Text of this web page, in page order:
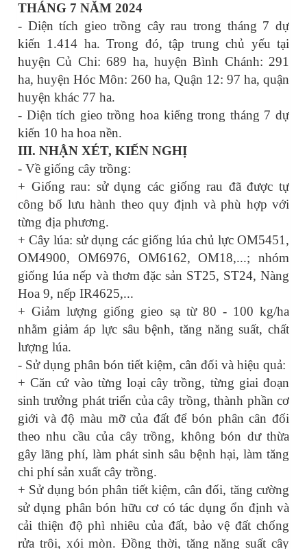
THÁNG 7 NĂM 2024
- Diện tích gieo trồng cây rau trong tháng 7 dự
kiến 1.414 ha. Trong đó, tập trung chủ yếu tại
huyện Củ Chi: 689 ha, huyện Bình Chánh: 291
ha, huyện Hóc Môn: 260 ha, Quận 12: 97 ha, quận
huyện khác 77 ha.
- Diện tích gieo trồng hoa kiểng trong tháng 7 dự
kiến 10 ha hoa nền.
III. NHẬN XÉT, KIẾN NGHỊ
- Về giống cây trồng:
+ Giống rau: sử dụng các giống rau đã được tự
công bố lưu hành theo quy định và phù hợp với
từng địa phương.
+ Cây lúa: sử dụng các giống lúa chủ lực OM5451,
OM4900, OM6976, OM6162, OM18,...; nhóm
giống lúa nếp và thơm đặc sản ST25, ST24, Nàng
Hoa 9, nếp IR4625,...
+ Giảm lượng giống gieo sạ từ 80 - 100 kg/ha
nhằm giảm áp lực sâu bệnh, tăng năng suất, chất
lượng lúa.
- Sử dụng phân bón tiết kiệm, cân đối và hiệu quả:
+ Căn cứ vào từng loại cây trồng, từng giai đoạn
sinh trưởng phát triển của cây trồng, thành phần cơ
giới và độ màu mỡ của đất để bón phân cân đối
theo nhu cầu của cây trồng, không bón dư thừa
gây lãng phí, làm phát sinh sâu bệnh hại, làm tăng
chi phí sản xuất cây trồng.
+ Sử dụng bón phân tiết kiệm, cân đối, tăng cường
sử dụng phân bón hữu cơ có tác dụng ổn định và
cải thiện độ phì nhiêu của đất, bảo vệ đất chống
rửa trôi, xói mòn. Đồng thời, tăng năng suất cây